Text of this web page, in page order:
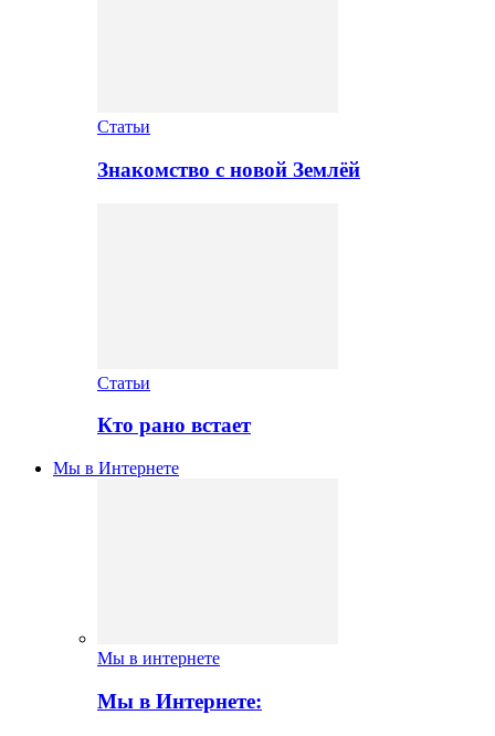
Статьи
Знакомство с новой Землёй
Статьи
Кто рано встает
Мы в Интернете
Мы в интернете
Мы в Интернете: